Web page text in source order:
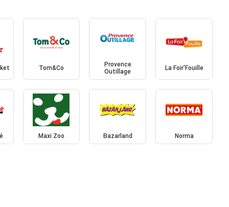
Tom&Co
Provence
Outillage
La Foir'Fouille
Maxi Zoo Bazarland Norma